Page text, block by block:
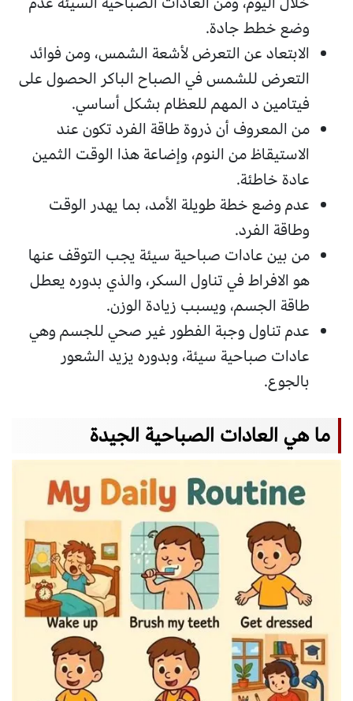
وضع خطط جادة.
الابتعاد عن التعرض لأشعة الشمس، ومن فوائد
التعرض للشمس في الصباح الباكر الحصول على
فيتامين د المهم للعظام بشكل أساسي.
من المعروف أن ذروة طاقة الفرد تكون عند
الاستيقاظ من النوم، وإضاعة هذا الوقت الثمين
عادة خاطئة.
عدم وضع خطة طويلة الأمد، بما يهدر الوقت
وطاقة الفرد.
من بين عادات صباحية سيئة يجب التوقف عنها
هو الافراط في تناول السكر، والذي بدوره يعطل
طاقة الجسم، ويسبب زيادة الوزن.
عدم تناول وجبة الفطور غير صحي للجسم وهي
عادات صباحية سيئة، وبدوره يزيد الشعور
بالجوع.
ما هي العادات الصباحية الجيدة